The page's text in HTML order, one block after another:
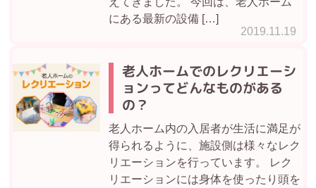
2019.11.19
にある最新の設備 […]
老人ホームでのレクリエーシ
ョンってどんなものがある
の？
老人ホーム内の入居者が生活に満足が
得られるように、施設側は様々なレク
リエーションを行っています。 レク
リエーションには身体を使ったり頭を